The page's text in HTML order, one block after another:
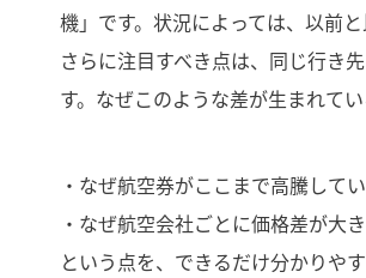
機」です。状況によっては、以前
さらに注目すべき点は、同じ行き
す。なぜこのような差が生まれて
・なぜ航空券がここまで高騰して
・なぜ航空会社ごとに価格差が大
という点を、できるだけ分かりや